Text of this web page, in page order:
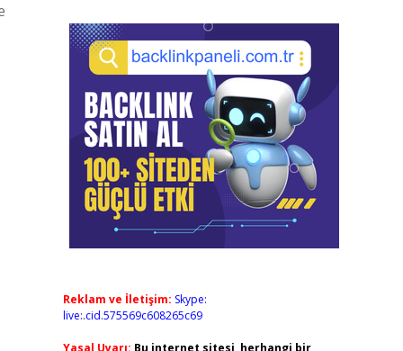
Reklam ve İletişim: Skype:
live:.cid.575569c608265c69
Yasal Uyarı: Bu internet sitesi, herhangi bir